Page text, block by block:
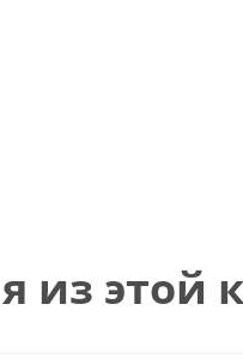
из этой